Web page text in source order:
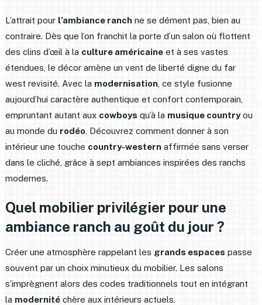
L’attrait pour l’ambiance ranchne se dément pas, bien au
contraire. Dès que l’on franchit la porte d’un salon où flottent
des clins d’œil à la culture américaineet à ses vastes
étendues, le décor amène un vent de liberté digne du far
west revisité. Avec la modernisation, ce style fusionne
aujourd’hui caractère authentique et confort contemporain,
empruntant autant aux cowboysqu’à la musique countryou
au monde du rodéo. Découvrez comment donner à son
intérieur une touche country-westernaffirmée sans verser
dans le cliché, grâce à sept ambiances inspirées des ranchs
modernes.
Quel mobilier privilégier pour une
ambiance ranch au goût du jour ?
Créer une atmosphère rappelant les grands espacespasse
souvent par un choix minutieux du mobilier. Les salons
s’imprègnent alors des codes traditionnels tout en intégrant
la modernitéchère aux intérieurs actuels.